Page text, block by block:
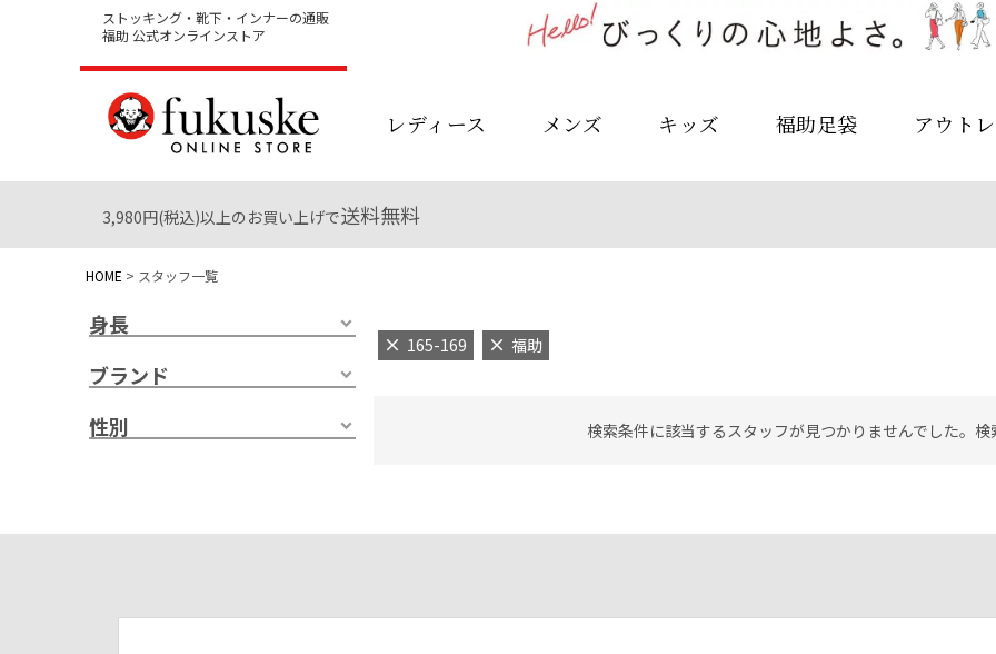
ストッキング・靴下・インナーの通販
福助 公式オンラインストア
レディース メンズ キッズ 福助足袋 アウト
3,980円(税込)以上のお買い上げで送料無料
HOME スタッフ一覧
身長
ブランド
性別
165-169 福助
検索条件に該当するスタッフが見つかりませんでした。